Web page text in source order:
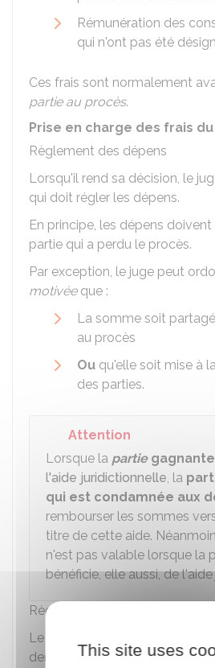
Rémunération des
qui n'ont pas été
Ces frais sont normalement
partie au procès.
Prise en charge des frais
Règlement des dépens
Lorsqu'il rend sa décision, le
qui doit régler les dépens.
En principe, les dépens
partie qui a perdu le procès.
Par exception, le juge peut
motivéeque :
La somme soit
au procès
Ou qu'elle soit mise à
des parties.
Attention
Lorsque la partiegagnante
l'aide juridictionnelle, la
qui est condamnée aux
rembourser les sommes
titre de cette aide.
n'est pas valable lorsque la
bénéficie, elle aussi, de
Règlement des frais irrépétibles
Le remboursement des frais
demandé à la partie adverse.
This site uses